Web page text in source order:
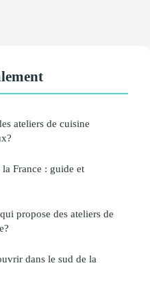
ateliers de cuisine
France : guide et
propose des ateliers de
dans le sud de la